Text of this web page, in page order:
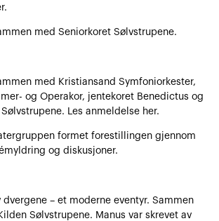
med Seniorkoret Sølvstrupene.
med Kristiansand Symfoniorkester,
og Operakor, jentekoret Benedictus og
Les anmeldelse her.
formet forestillingen gjennom
og diskusjoner.
dvergene – et moderne eventyr. Sammen
Sølvstrupene. Manus var skrevet av